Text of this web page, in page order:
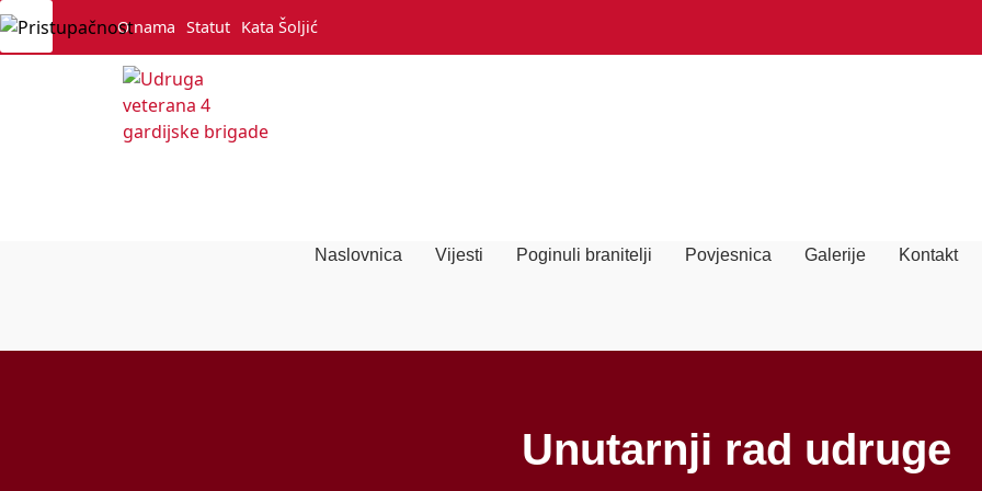
O nama Statut Kata Šoljić
Naslovnica Vijesti Poginuli branitelji Povjesnica Galerije Kontakt
Unutarnji rad udruge